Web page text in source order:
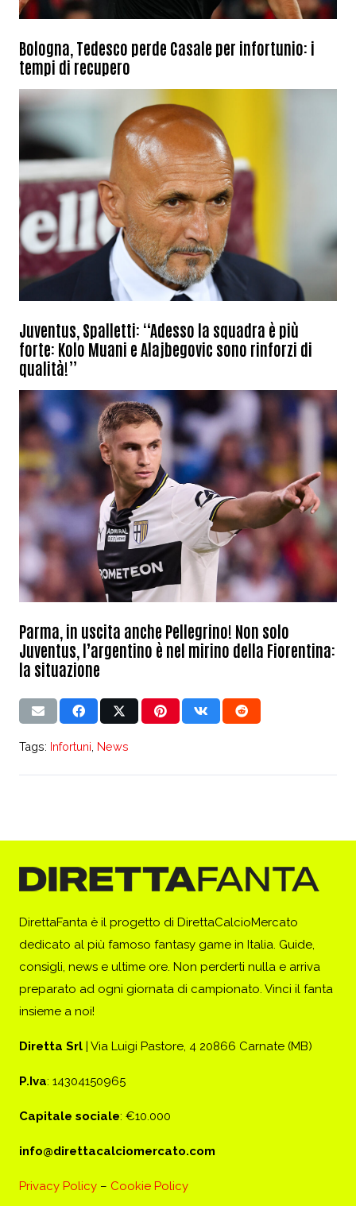
Bologna, Tedesco perde Casale per infortunio: i
tempi di recupero
Juventus, Spalletti: “Adesso la squadra è più
forte: Kolo Muani e Alajbegovic sono rinforzi di
qualità!”
Parma, in uscita anche Pellegrino! Non solo
Juventus, l’argentino è nel mirino della Fiorentina:
la situazione
Tags: Infortuni News
DirettaFanta è il progetto di DirettaCalcioMercato
dedicato al più famoso fantasy game in Italia. Guide,
consigli, news e ultime ore. Non perderti nulla e arriva
preparato ad ogni giornata di campionato. Vinci il fanta
insieme a noi!
Diretta Srl | Via Luigi Pastore, 4 20866 Carnate (MB)
P.Iva: 14304150965
Capitale sociale: €10.000
info@direttacalciomercato.com
Privacy Policy – Cookie Policy